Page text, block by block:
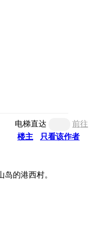
电梯直达
前往
楼主
只看该作者